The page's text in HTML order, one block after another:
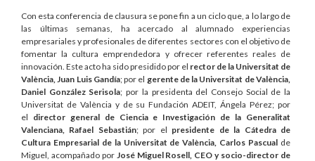
Con esta conferencia de clausura se pone fin a un ciclo que, a lo largo de
las últimas semanas, ha acercado al alumnado experiencias
empresariales y profesionales de diferentes sectores con el objetivo de
fomentar la cultura emprendedora y ofrecer referentes reales de
innovación. Este acto ha sido presidido por el rector de la Universitat de
València, Juan Luis Gandía; por el gerente de la Universitat de València,
Daniel González Serisola; por la presidenta del Consejo Social de la
Universitat de València y de su Fundación ADEIT, Ángela Pérez; por
el director general de Ciencia e Investigación de la Generalitat
Valenciana, Rafael Sebastián; por el presidente de la Cátedra de
Cultura Empresarial de la Universitat de València, Carlos Pascual de
Miguel, acompañado por José Miguel Rosell, CEO y socio-director de